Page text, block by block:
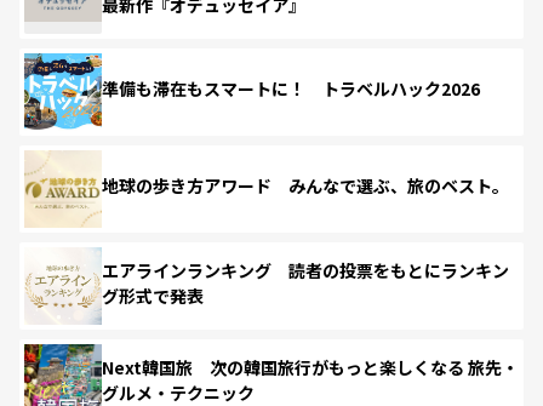
準備も滞在もスマートに！ トラベルハック2026
地球の歩き方アワード みんなで選ぶ、旅のベスト。
エアラインランキング 読者の投票をもとにランキン
グ形式で発表
Next韓国旅 次の韓国旅行がもっと楽しくなる 旅先・
グルメ・テクニック